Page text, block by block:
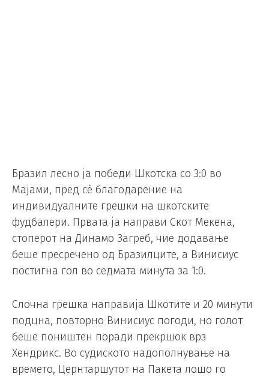
Бразил лесно ја победи Шкотска со 3:0 во
Мајами, пред сè благодарение на
индивидуалните грешки на шкотските
фудбалери. Првата ја направи Скот Мекена,
стоперот на Динамо Загреб, чие додавање
беше пресречено од Бразилците, а Винисиус
постигна гол во седмата минута за 1:0.
Слочна грешка направија Шкотите и 20 минути
подцна, повторно Винисиус погоди, но голот
беше поништен поради прекршок врз
Хендрикс. Во судиското надополнување на
времето, Цернтаршутот на Пакета лошо го